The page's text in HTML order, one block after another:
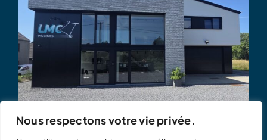
Nous respectons votre vie privée.